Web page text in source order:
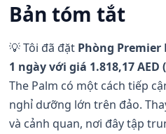
Bản tóm tắt
💡 Tôi đã đặt Phòng Premier
1 ngày với giá 1.818,17 AED
The Palm có một cách tiếp
nghỉ dưỡng lớn trên đảo.
và cảnh quan, nơi đây tập